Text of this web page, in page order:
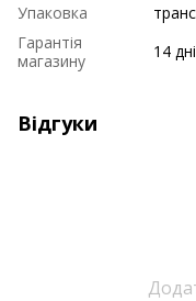
Упаковка
Гарантія
магазину
14
Відгуки